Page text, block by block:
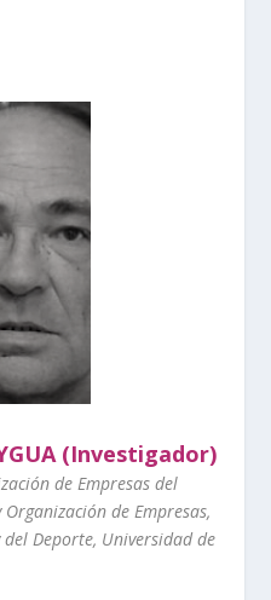
(Investigador)
de Empresas del
de Empresas,
Deporte, Universidad de